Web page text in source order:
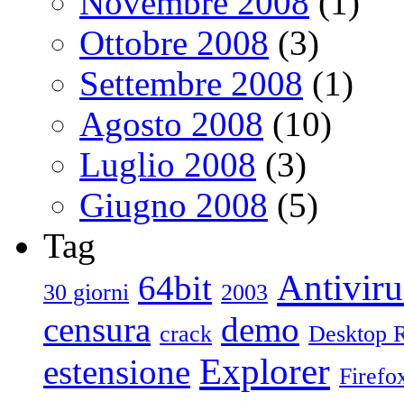
Ottobre 2008 (3)
Settembre 2008 (1)
Agosto 2008 (10)
Luglio 2008 (3)
Giugno 2008 (5)
Tag
30 giorni 64bit 2003
censura crack demo Desktop
estensione Explorer